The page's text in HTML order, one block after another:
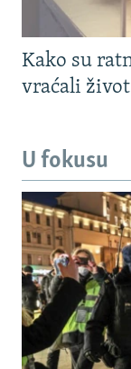
Kako su
vraćali
U fokusu